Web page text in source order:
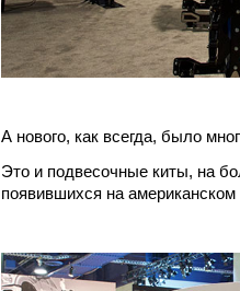
А нового, как всегда, было
Это и подвесочные киты, на
появившихся на американском